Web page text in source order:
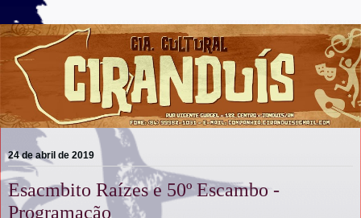
24 de abril de 2019
Esacmbito Raízes e 50º Escambo -
Programação